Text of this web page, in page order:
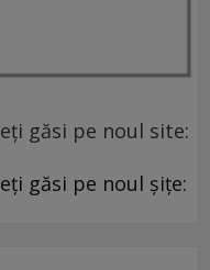
găsi pe noul site:
găsi pe noul șițe: